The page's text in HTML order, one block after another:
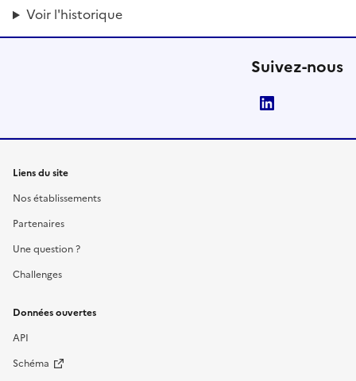
Voir l'historique
Suivez-nous
Liens du site
Nos établissements
Partenaires
Une question ?
Challenges
Données ouvertes
API
Schéma